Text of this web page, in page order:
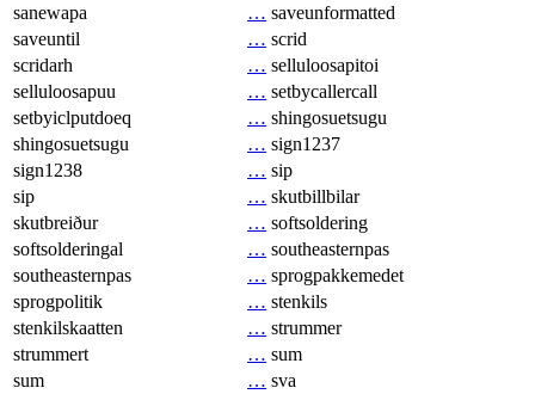
sanewapa
… saveunformatted
saveuntil
… scrid
scridarh
… selluloosapitoi
selluloosapuu
… setbycallercall
setbyiclputdoeq
… shingosuetsugu
shingosuetsugu
… sign1237
sign1238
… sip
sip
… skutbillbilar
skutbreiður
… softsoldering
softsolderingal
… southeasternpas
southeasternpas
… sprogpakkemedet
sprogpolitik
… stenkils
stenkilskaatten
… strummer
strummert
… sum
sum
… sva